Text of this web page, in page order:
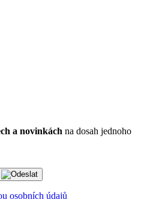
a novinkách na dosah jednoho
osobních údajů